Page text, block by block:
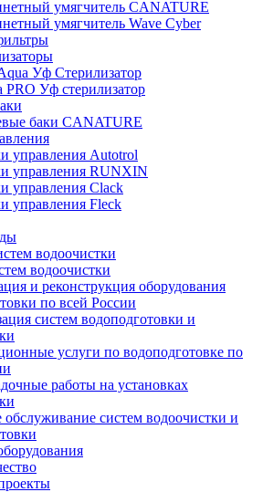
умягчитель CANATURE
умягчитель Wave Cyber
Уф Стерилизатор
PRO Уф стерилизатор
баки CANATURE
управления Autotrol
управления RUNXIN
управления Clack
управления Fleck
водоочистки
водоочистки
и реконструкция оборудования
по всей России
систем водоподготовки и
услуги по водоподготовке по
работы на установках
обслуживание систем водоочистки и